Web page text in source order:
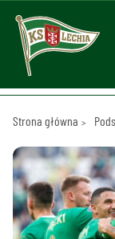
Strona główna